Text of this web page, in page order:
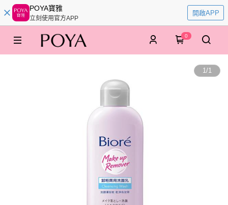
POYA寶雅
立刻使用官方APP
開啟APP
0
1/1